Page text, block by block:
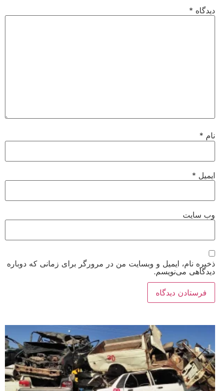
دیدگاه*
نام*
ایمیل*
وب‌ سایت
ذخیره نام، ایمیل و وبسایت من در مرورگر برای زمانی که دوباره
دیدگاهی می‌نویسم.